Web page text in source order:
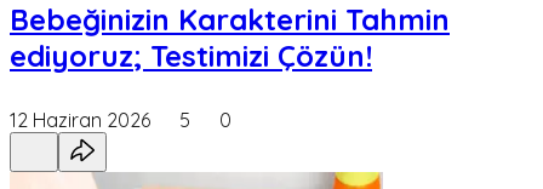
Bebeğinizin Karakterini Tahmin
ediyoruz; Testimizi Çözün!
12 Haziran 2026 5 0